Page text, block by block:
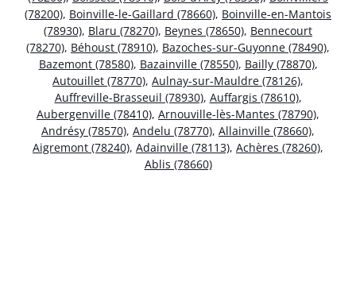
(78200), Boinville-le-Gaillard (78660), Boinville-en-Mantois
(78930), Blaru (78270), Beynes (78650), Bennecourt
(78270), Béhoust (78910), Bazoches-sur-Guyonne (78490),
Bazemont (78580), Bazainville (78550), Bailly (78870),
Autouillet (78770), Aulnay-sur-Mauldre (78126),
Auffreville-Brasseuil (78930), Auffargis (78610),
Aubergenville (78410), Arnouville-lès-Mantes (78790),
Andrésy (78570), Andelu (78770), Allainville (78660),
Aigremont (78240), Adainville (78113), Achères (78260),
Ablis (78660)